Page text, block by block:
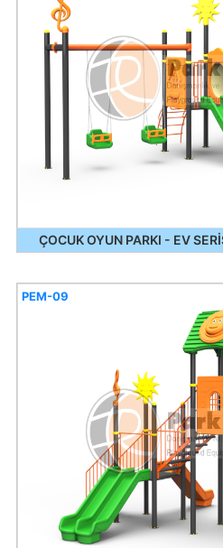
ÇOCUK OYUN PARKI - EV
PEM-09